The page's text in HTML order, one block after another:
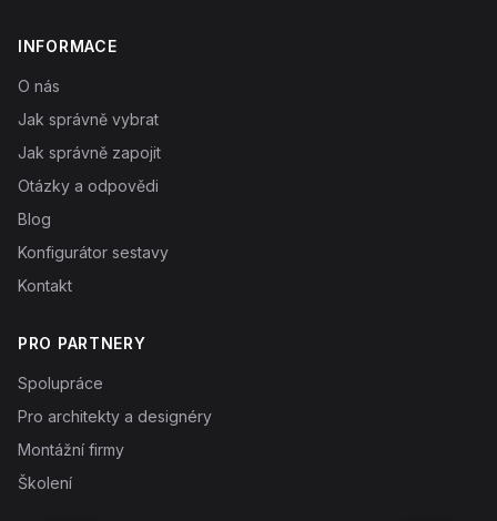
INFORMACE
O nás
Jak správně vybrat
Jak správně zapojit
Otázky a odpovědi
Blog
Konfigurátor sestavy
Kontakt
PRO PARTNERY
Spolupráce
Pro architekty a designéry
Montážní firmy
Školení